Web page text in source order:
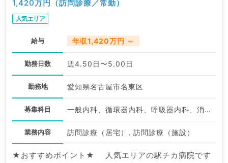
1,420万円（訪問診療／常勤）
人気エリア
給与 年収1,420万円 ～
勤務日数 週4.50日〜5.00日
勤務地 愛知県名古屋市名東区
募集科目 一般内科、循環器内科、呼吸器内科、消化器内科、内分泌・代謝内科
業務内容 訪問診療（居宅）, 訪問診療（施設）
★おすすめポイント★ 人気エリアの駅チカ病院です